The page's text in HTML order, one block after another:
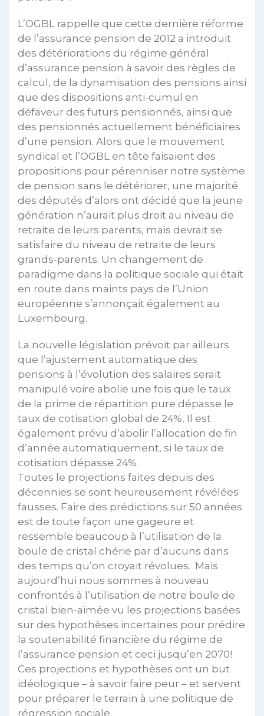
L’OGBL rappelle que cette dernière réforme
de l’assurance pension de 2012 a introduit
des détériorations du régime général
d’assurance pension à savoir des règles de
calcul, de la dynamisation des pensions ainsi
que des dispositions anti-cumul en
défaveur des futurs pensionnés, ainsi que
des pensionnés actuellement bénéficiaires
d’une pension. Alors que le mouvement
syndical et l’OGBL en tête faisaient des
propositions pour pérenniser notre système
de pension sans le détériorer, une majorité
des députés d’alors ont décidé que la jeune
génération n’aurait plus droit au niveau de
retraite de leurs parents, mais devrait se
satisfaire du niveau de retraite de leurs
grands-parents. Un changement de
paradigme dans la politique sociale qui était
en route dans maints pays de l’Union
européenne s’annonçait également au
Luxembourg.
La nouvelle législation prévoit par ailleurs
que l’ajustement automatique des
pensions à l’évolution des salaires serait
manipulé voire abolie une fois que le taux
de la prime de répartition pure dépasse le
taux de cotisation global de 24%. Il est
également prévu d’abolir l’allocation de fin
d’année automatiquement, si le taux de
cotisation dépasse 24%.
Toutes le projections faites depuis des
décennies se sont heureusement révélées
fausses. Faire des prédictions sur 50 années
est de toute façon une gageure et
ressemble beaucoup à l’utilisation de la
boule de cristal chérie par d’aucuns dans
des temps qu’on croyait révolues. Mais
aujourd’hui nous sommes à nouveau
confrontés à l’utilisation de notre boule de
cristal bien-aimée vu les projections basées
sur des hypothèses incertaines pour prédire
la soutenabilité financière du régime de
l’assurance pension et ceci jusqu’en 2070!
Ces projections et hypothèses ont un but
idéologique – à savoir faire peur – et servent
pour préparer le terrain à une politique de
régression sociale.